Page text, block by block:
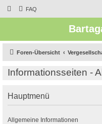
FAQ
Foren-Übersicht
Informationsseiten -
Hauptmenü
Allgemeine Informationen